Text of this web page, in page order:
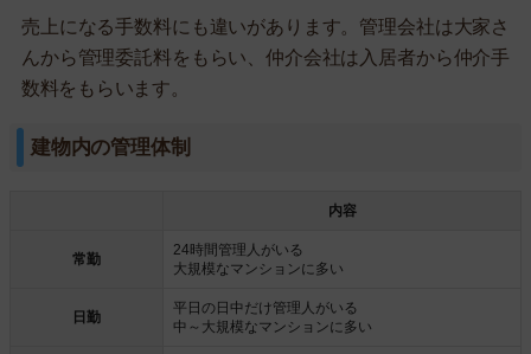
売上になる手数料にも違いがあります。管理会社は大家さ
んから管理委託料をもらい、仲介会社は入居者から仲介手
数料をもらいます。
建物内の管理体制
内容
常勤
24時間管理人がいる
大規模なマンションに多い
日勤
平日の日中だけ管理人がいる
中～大規模なマンションに多い